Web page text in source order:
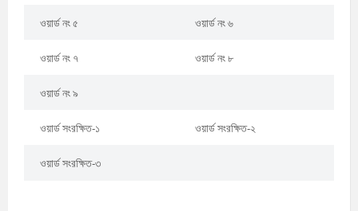
ওয়ার্ড নং ৫ ওয়ার্ড নং ৬
ওয়ার্ড নং ৭ ওয়ার্ড নং ৮
ওয়ার্ড নং ৯
ওয়ার্ড সংরক্ষিত-১ ওয়ার্ড সংরক্ষিত-২
ওয়ার্ড সংরক্ষিত-৩